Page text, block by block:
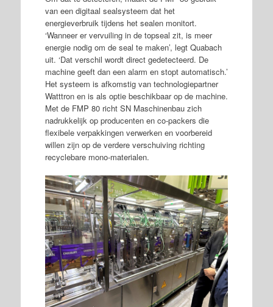
van een digitaal sealsysteem dat het
energieverbruik tijdens het sealen monitort.
‘Wanneer er vervuiling in de topseal zit, is meer
energie nodig om de seal te maken’, legt Quabach
uit. ‘Dat verschil wordt direct gedetecteerd. De
machine geeft dan een alarm en stopt automatisch.’
Het systeem is afkomstig van technologiepartner
Watttron en is als optie beschikbaar op de machine.
Met de FMP 80 richt SN Maschinenbau zich
nadrukkelijk op producenten en co-packers die
flexibele verpakkingen verwerken en voorbereid
willen zijn op de verdere verschuiving richting
recyclebare mono-materialen.